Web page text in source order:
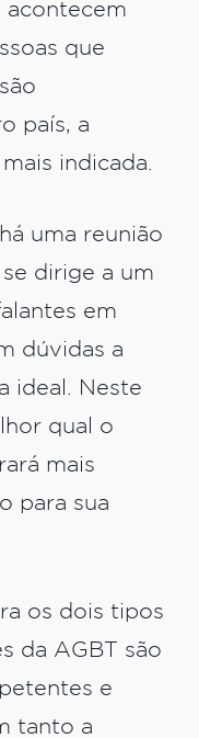
acontecem
que
país, a
indicada.
uma reunião
dirige a um
em
dúvidas a
ideal. Neste
qual o
mais
para sua
os dois tipos
da AGBT são
e
tanto a